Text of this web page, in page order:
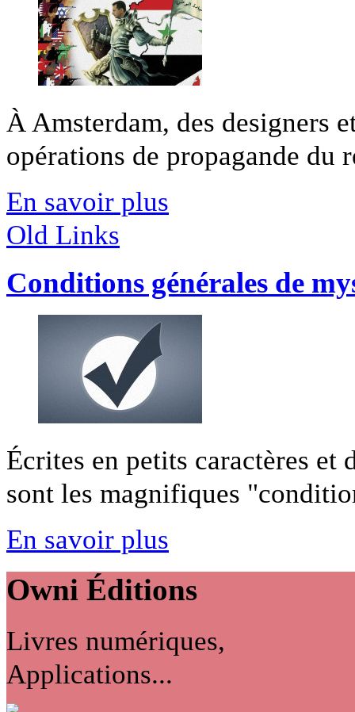
À Amsterdam, des designers
opérations de propagande du
En savoir plus
Old Links
Conditions générales de
Écrites en petits caractères et
sont les magnifiques
En savoir plus
Owni Éditions
Livres numériques,
Applications...